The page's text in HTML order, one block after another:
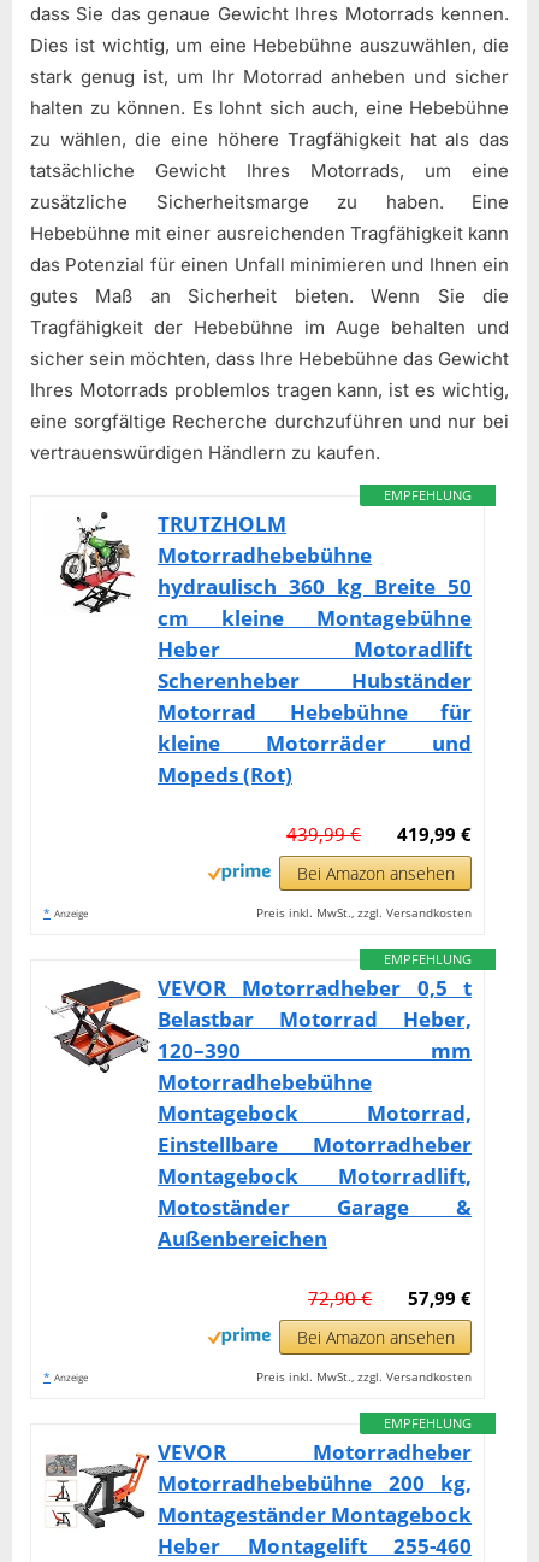
dass Sie das genaue Gewicht Ihres Motorrads kennen.
Dies ist wichtig, um eine Hebebühne auszuwählen, die
stark genug ist, um Ihr Motorrad anheben und sicher
halten zu können. Es lohnt sich auch, eine Hebebühne
zu wählen, die eine höhere Tragfähigkeit hat als das
tatsächliche Gewicht Ihres Motorrads, um eine
zusätzliche Sicherheitsmarge zu haben. Eine
Hebebühne mit einer ausreichenden Tragfähigkeit kann
das Potenzial für einen Unfall minimieren und Ihnen ein
gutes Maß an Sicherheit bieten. Wenn Sie die
Tragfähigkeit der Hebebühne im Auge behalten und
sicher sein möchten, dass Ihre Hebebühne das Gewicht
Ihres Motorrads problemlos tragen kann, ist es wichtig,
eine sorgfältige Recherche durchzuführen und nur bei
vertrauenswürdigen Händlern zu kaufen.
EMPFEHLUNG
TRUTZHOLM
Motorradhebebühne
hydraulisch 360 kg Breite 50
cm kleine Montagebühne
Heber Motoradlift
Scherenheber Hubständer
Motorrad Hebebühne für
kleine Motorräder und
Mopeds (Rot)
419,99 €
439,99 €
Bei Amazon ansehen
* Anzeige Preis inkl. MwSt., zzgl. Versandkosten
EMPFEHLUNG
VEVOR Motorradheber 0,5 t
Belastbar Motorrad Heber,
120–390 mm
Motorradhebebühne
Montagebock Motorrad,
Einstellbare Motorradheber
Montagebock Motorradlift,
Motoständer Garage &
Außenbereichen
57,99 €
72,90 €
Bei Amazon ansehen
* Anzeige Preis inkl. MwSt., zzgl. Versandkosten
EMPFEHLUNG
VEVOR Motorradheber
Motorradhebebühne 200 kg,
Montageständer Montagebock
Heber Montagelift 255-460